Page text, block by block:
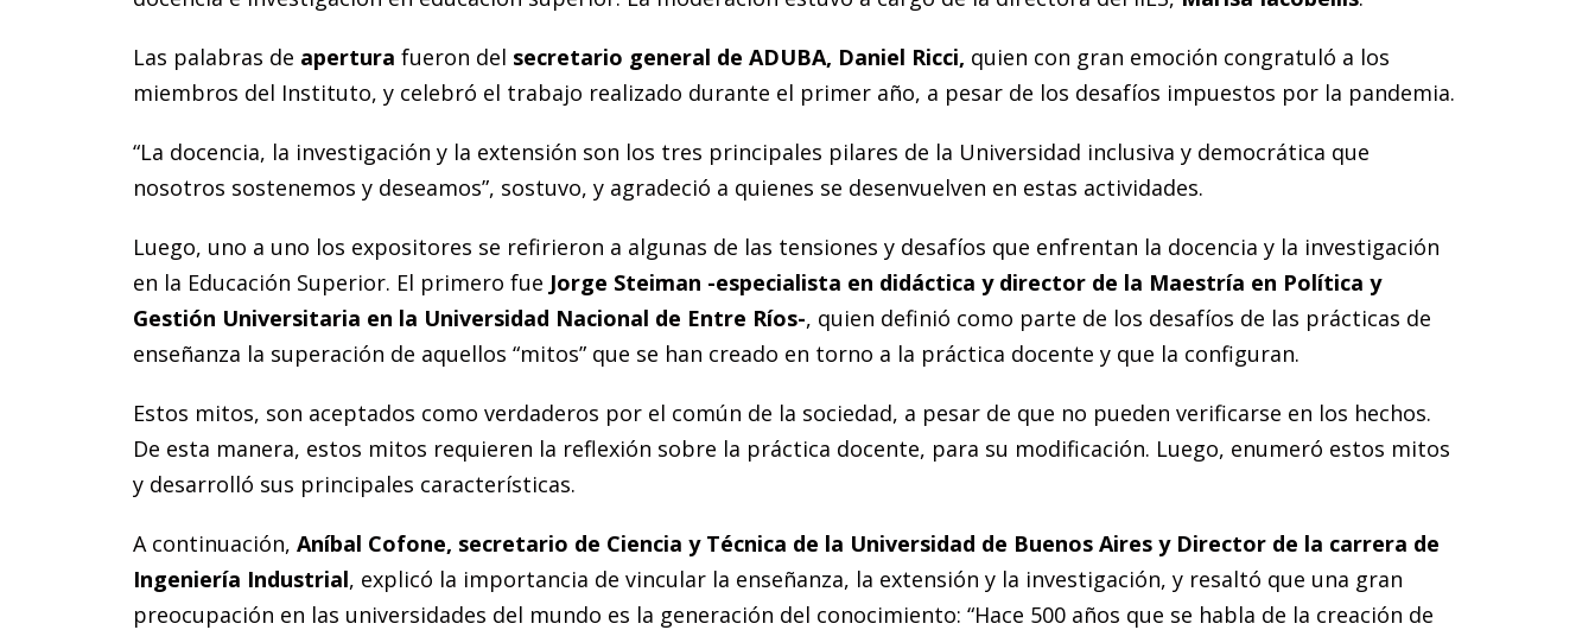
Las palabras de apertura fueron del secretario general de ADUBA, Daniel Ricci, quien con gran emoción congratuló a los
miembros del Instituto, y celebró el trabajo realizado durante el primer año, a pesar de los desafíos impuestos por la pandemia.
“La docencia, la investigación y la extensión son los tres principales pilares de la Universidad inclusiva y democrática que
nosotros sostenemos y deseamos”, sostuvo, y agradeció a quienes se desenvuelven en estas actividades.
Luego, uno a uno los expositores se refirieron a algunas de las tensiones y desafíos que enfrentan la docencia y la investigación
en la Educación Superior. El primero fue Jorge Steiman -especialista en didáctica y director de la Maestría en Política y
Gestión Universitaria en la Universidad Nacional de Entre Ríos-, quien definió como parte de los desafíos de las prácticas de
enseñanza la superación de aquellos “mitos” que se han creado en torno a la práctica docente y que la configuran.
Estos mitos, son aceptados como verdaderos por el común de la sociedad, a pesar de que no pueden verificarse en los hechos.
De esta manera, estos mitos requieren la reflexión sobre la práctica docente, para su modificación. Luego, enumeró estos mitos
y desarrolló sus principales características.
A continuación, Aníbal Cofone, secretario de Ciencia y Técnica de la Universidad de Buenos Aires y Director de la carrera de
Ingeniería Industrial, explicó la importancia de vincular la enseñanza, la extensión y la investigación, y resaltó que una gran
preocupación en las universidades del mundo es la generación del conocimiento: “Hace 500 años que se habla de la creación de